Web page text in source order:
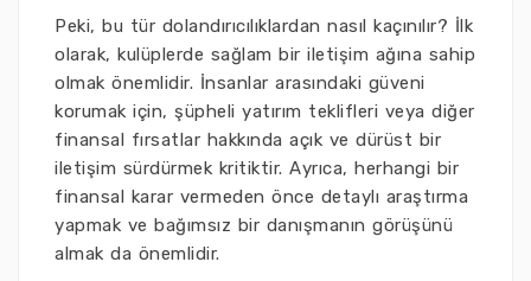
Peki, bu tür dolandırıcılıklardan nasıl kaçınılır? İlk
olarak, kulüplerde sağlam bir iletişim ağına sahip
olmak önemlidir. İnsanlar arasındaki güveni
korumak için, şüpheli yatırım teklifleri veya diğer
finansal fırsatlar hakkında açık ve dürüst bir
iletişim sürdürmek kritiktir. Ayrıca, herhangi bir
finansal karar vermeden önce detaylı araştırma
yapmak ve bağımsız bir danışmanın görüşünü
almak da önemlidir.